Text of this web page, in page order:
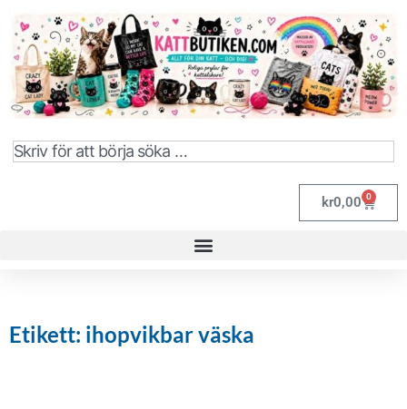
kr0,00 0
Etikett: ihopvikbar väska